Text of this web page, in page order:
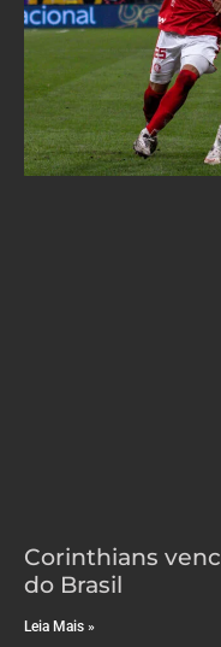
Corinthians
do Brasil
Leia Mais »